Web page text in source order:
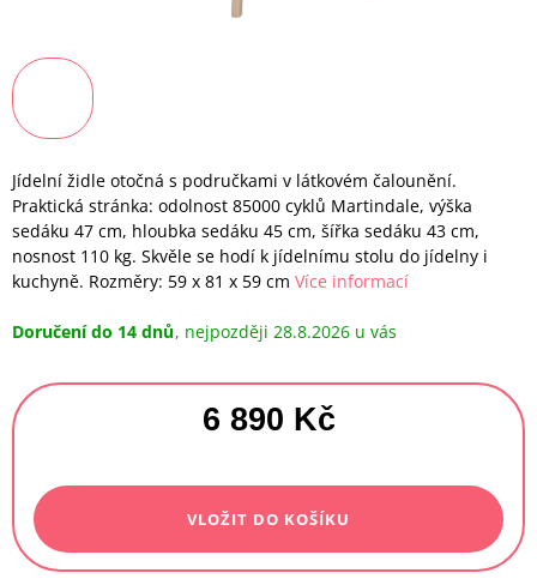
Jídelní židle otočná s područkami v látkovém čalounění.
Praktická stránka: odolnost 85000 cyklů Martindale, výška
sedáku 47 cm, hloubka sedáku 45 cm, šířka sedáku 43 cm,
nosnost 110 kg. Skvěle se hodí k jídelnímu stolu do jídelny i
kuchyně. Rozměry: 59 x 81 x 59 cm Více informací
Doručení do 14 dnů 28.8.2026
6 890 Kč
VLOŽIT DO KOŠÍKU